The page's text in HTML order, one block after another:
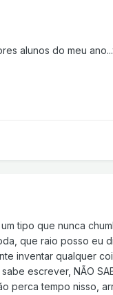
alunos do meu
um tipo que nunca
que raio posso eu
inventar qualquer
escrever, NÃO
perca tempo nisso,